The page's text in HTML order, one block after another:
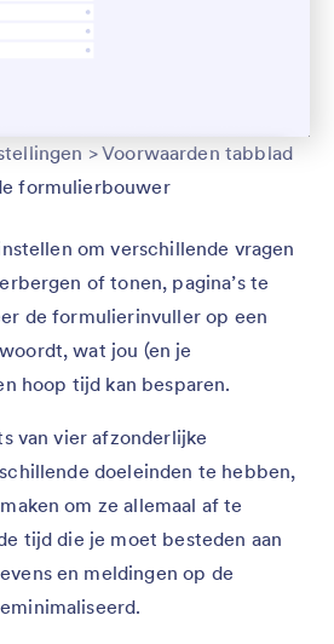
> Voorwaarden tabblad
formulierbouwer
om verschillende vragen
of tonen, pagina’s te
de formulierinvuller op een
wat jou (en je
hoop tijd kan besparen.
van vier afzonderlijke
doeleinden te hebben,
om ze allemaal af te
tijd die je moet besteden aan
en meldingen op de